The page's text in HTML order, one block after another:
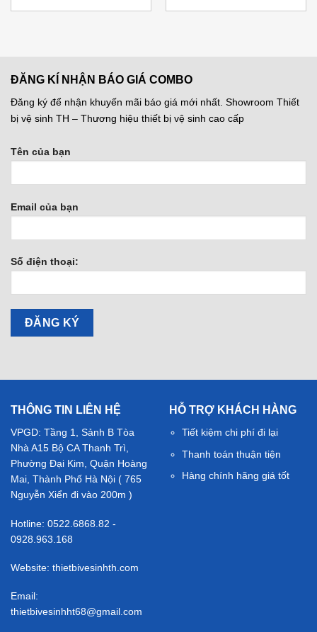
là:
tại
là:
tại
ĐĂNG KÍ NHẬN BÁO GIÁ COMBO
Đăng ký để nhận khuyến mãi báo giá mới nhất. Showroom Thiết
bị vệ sinh TH – Thương hiệu thiết bị vệ sinh cao cấp
Tên của bạn
Email của bạn
Số điện thoại:
THÔNG TIN LIÊN HỆ
VPGD: Tầng 1, Sảnh B Tòa
Nhà A15 Bộ CA Thanh Trì,
Phường Đại Kim, Quận Hoàng
Mai, Thành Phố Hà Nội ( 765
Nguyễn Xiển đi vào 200m )
Hotline: 0522.6868.82 -
0928.963.168
Website: thietbivesinhth.com
Email:
thietbivesinhht68@gmail.com
HỖ TRỢ KHÁCH HÀNG
Tiết kiệm chi phí đi lại
Thanh toán thuận tiện
Hàng chính hãng giá tốt